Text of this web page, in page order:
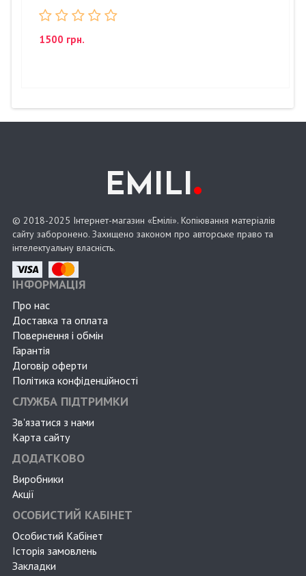
1500 грн.
EMILI.
© 2018-2025 Інтернет-магазин «Емілі». Копіювання матеріалів
сайту заборонено. Захищено законом про авторське право та
інтелектуальну власність.
ІНФОРМАЦІЯ
Про нас
Доставка та оплата
Повернення і обмін
Гарантія
Договір оферти
Політика конфіденційності
СЛУЖБА ПІДТРИМКИ
Зв'язатися з нами
Карта сайту
ДОДАТКОВО
Виробники
Акції
ОСОБИСТИЙ КАБІНЕТ
Особистий Кабінет
Історія замовлень
Закладки